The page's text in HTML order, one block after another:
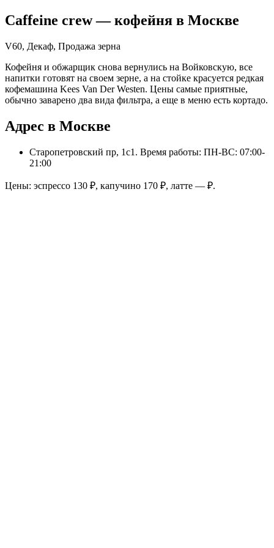
Caffeine crew— кофейня в Москве
V60, Декаф, Продажа зерна
Кофейня и обжарщик снова вернулись на Войковскую, все
напитки готовят на своем зерне, а на стойке красуется редкая
кофемашина Kees Van Der Westen. Цены самые приятные,
обычно заварено два вида фильтра, а еще в меню есть кортадо.
Адрес в Москве
Старопетровский пр, 1с1 . Время работы: ПН-ВС: 07:00-
21:00
Цены: эспрессо 130 ₽, капучино 170 ₽, латте — ₽.